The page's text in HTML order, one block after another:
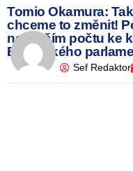
Tomio Okamura:
chceme to změnit!
největším počtu ke
Evropského
Sef Redaktor